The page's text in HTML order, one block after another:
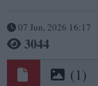
07 Jun, 2026 16:17
3044
(1)